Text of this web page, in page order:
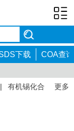
下载 COA查询
更多
| 有机锡化合